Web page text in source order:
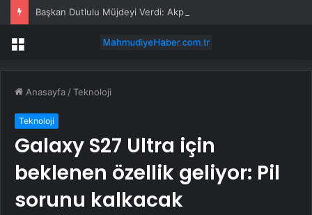
Menü
Anasayfa /Teknoloji
Teknoloji
Galaxy S27 Ultra için
beklenen özellik geliyor: Pil
sorunu kalkacak